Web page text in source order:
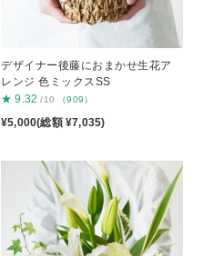
デザイナー後藤におまかせ生花ア
レンジ 色ミックスSS
★ 9.32 /10 （909）
¥5,000(総額 ¥7,035)